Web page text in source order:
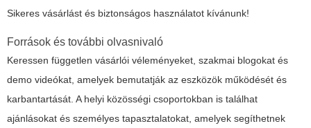
Sikeres vásárlást és biztonságos használatot kívánunk!
Források és további olvasnivaló
Keressen független vásárlói véleményeket, szakmai blogokat és
demo videókat, amelyek bemutatják az eszközök működését és
karbantartását. A helyi közösségi csoportokban is találhat
ajánlásokat és személyes tapasztalatokat, amelyek segíthetnek